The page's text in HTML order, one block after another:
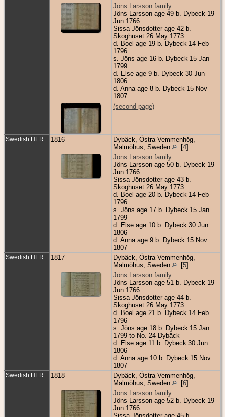
Jöns Larsson family
Jöns Larsson age 49 b. Dybeck 19
Jun 1766
Sissa Jönsdotter age 42 b.
Skoghuset 26 May 1773
d. Boel age 19 b. Dybeck 14 Feb
1796
s. Jöns age 16 b. Dybeck 15 Jan
1799
d. Else age 9 b. Dybeck 30 Jun
1806
d. Anna age 8 b. Dybeck 15 Nov
1807
(second page)
Swedish HER 1816
Dybäck, Östra Vemmenhög,
Malmöhus, Sweden
[4]
Jöns Larsson family
Jöns Larsson age 50 b. Dybeck 19
Jun 1766
Sissa Jönsdotter age 43 b.
Skoghuset 26 May 1773
d. Boel age 20 b. Dybeck 14 Feb
1796
s. Jöns age 17 b. Dybeck 15 Jan
1799
d. Else age 10 b. Dybeck 30 Jun
1806
d. Anna age 9 b. Dybeck 15 Nov
1807
Swedish HER 1817
Dybäck, Östra Vemmenhög,
Malmöhus, Sweden
[5]
Jöns Larsson family
Jöns Larsson age 51 b. Dybeck 19
Jun 1766
Sissa Jönsdotter age 44 b.
Skoghuset 26 May 1773
d. Boel age 21 b. Dybeck 14 Feb
1796
s. Jöns age 18 b. Dybeck 15 Jan
1799 to No. 24 Dybäck
d. Else age 11 b. Dybeck 30 Jun
1806
d. Anna age 10 b. Dybeck 15 Nov
1807
Swedish HER 1818
Dybäck, Östra Vemmenhög,
Malmöhus, Sweden
[6]
Jöns Larsson family
Jöns Larsson age 52 b. Dybeck 19
Jun 1766